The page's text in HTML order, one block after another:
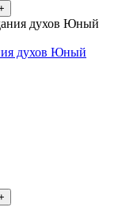
духов Юный